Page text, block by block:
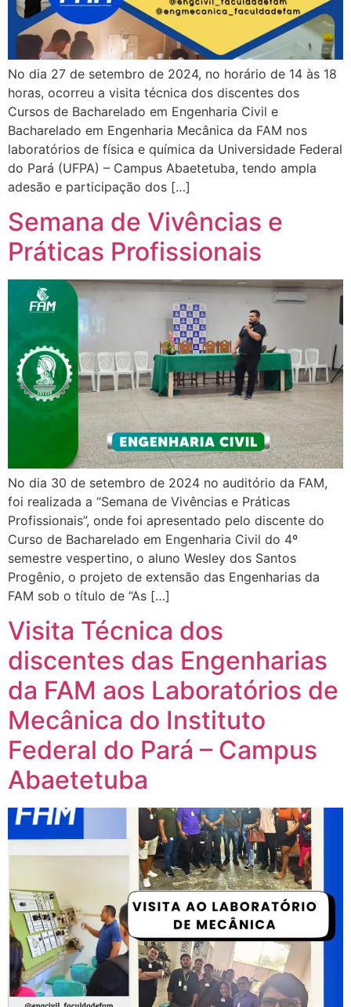
No dia 27 de setembro de 2024, no horário de 14 às 18
horas, ocorreu a visita técnica dos discentes dos
Cursos de Bacharelado em Engenharia Civil e
Bacharelado em Engenharia Mecânica da FAM nos
laboratórios de física e química da Universidade Federal
do Pará (UFPA) – Campus Abaetetuba, tendo ampla
adesão e participação dos […]
Semana de Vivências e
Práticas Profissionais
No dia 30 de setembro de 2024 no auditório da FAM,
foi realizada a “Semana de Vivências e Práticas
Profissionais”, onde foi apresentado pelo discente do
Curso de Bacharelado em Engenharia Civil do 4º
semestre vespertino, o aluno Wesley dos Santos
Progênio, o projeto de extensão das Engenharias da
FAM sob o título de “As […]
Visita Técnica dos
discentes das Engenharias
da FAM aos Laboratórios de
Mecânica do Instituto
Federal do Pará – Campus
Abaetetuba